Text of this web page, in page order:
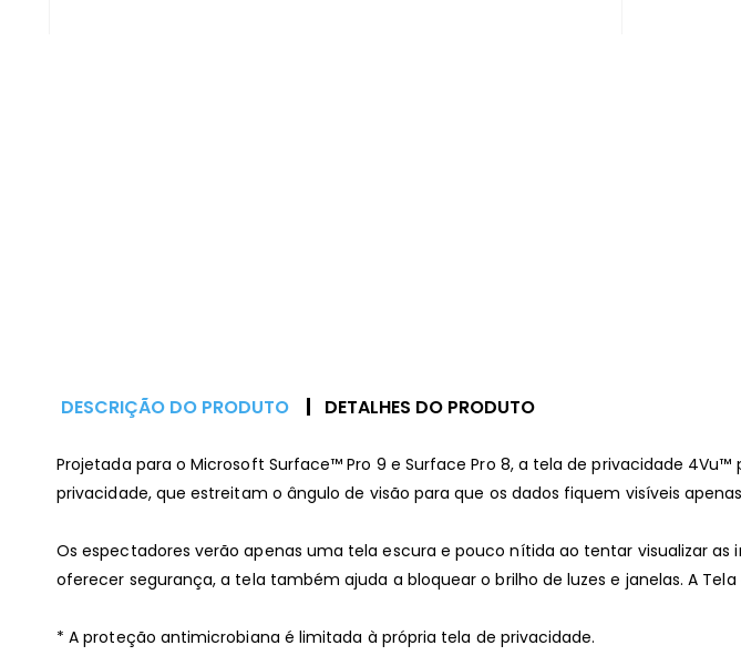
DESCRIÇÃO DO PRODUTO DETALHES DO PRODUTO
Projetada para o Microsoft Surface™ Pro 9 e Surface Pro 8, a tela de privacidade
privacidade, que estreitam o ângulo de visão para que os dados fiquem visíveis
Os espectadores verão apenas uma tela escura e pouco nítida ao tentar visualizar
oferecer segurança, a tela também ajuda a bloquear o brilho de luzes e janelas. A
* A proteção antimicrobiana é limitada à própria tela de privacidade.